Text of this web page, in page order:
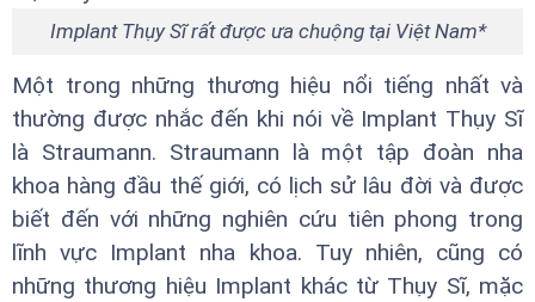
Implant Thụy Sĩ rất được ưa chuộng tại Việt Nam*
Một trong những thương hiệu nổi tiếng nhất và
thường được nhắc đến khi nói về Implant Thụy Sĩ
là Straumann. Straumann là một tập đoàn nha
khoa hàng đầu thế giới, có lịch sử lâu đời và được
biết đến với những nghiên cứu tiên phong trong
lĩnh vực Implant nha khoa. Tuy nhiên, cũng có
những thương hiệu Implant khác từ Thụy Sĩ, mặc